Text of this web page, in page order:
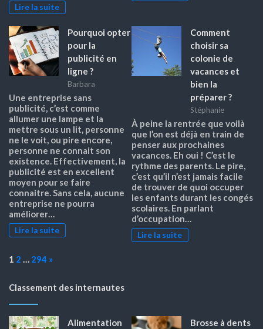
Lire la suite
Pourquoi opter
pour la
publicité en
ligne ?
Barbara
Une entreprise sans
publicité, c’est comme
allumer une lampe et la
mettre sous un lit, personne
ne le voit, ou pire encore,
personne ne connait son
existence. Effectivement, la
publicité est en excellent
moyen pour se faire
connaitre. Sans cela, aucune
entreprise ne pourra
améliorer…
Lire la suite
Comment
choisir sa
colonie de
vacances et
bien la
préparer ?
Stéphanie
À peine la rentrée que voilà
que l’on est déjà en train de
penser aux prochaines
vacances. Eh oui ! C’est le
rythme des parents. Le pire,
c’est qu’il n’est jamais facile
de trouver de quoi occuper
les enfants durant les congés
scolaires. En parlant
d’occupation…
Lire la suite
Page:
1 2 … 294 Next
»
Classement des internautes
Alimentation
Brosse à dents